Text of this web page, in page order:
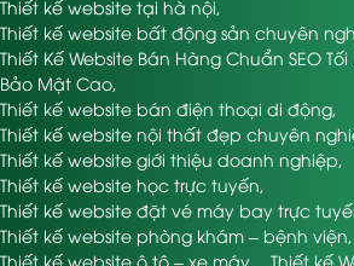
Thiết kế website tại hà nội
Thiết kế website bất động sản chuyên
Thiết Kế Website Bán Hàng Chuẩn SEO
Bảo Mật Cao
Thiết kế website bán điện thoại di động
Thiết kế website nội thất đẹp chuyên
Thiết kế website giới thiệu doanh nghiệp
Thiết kế website học trực tuyến
Thiết kế website đặt vé máy bay trực
Thiết kế website phòng khám – bệnh viện
Thiết kế website ô tô – xe máy, Thiết kế